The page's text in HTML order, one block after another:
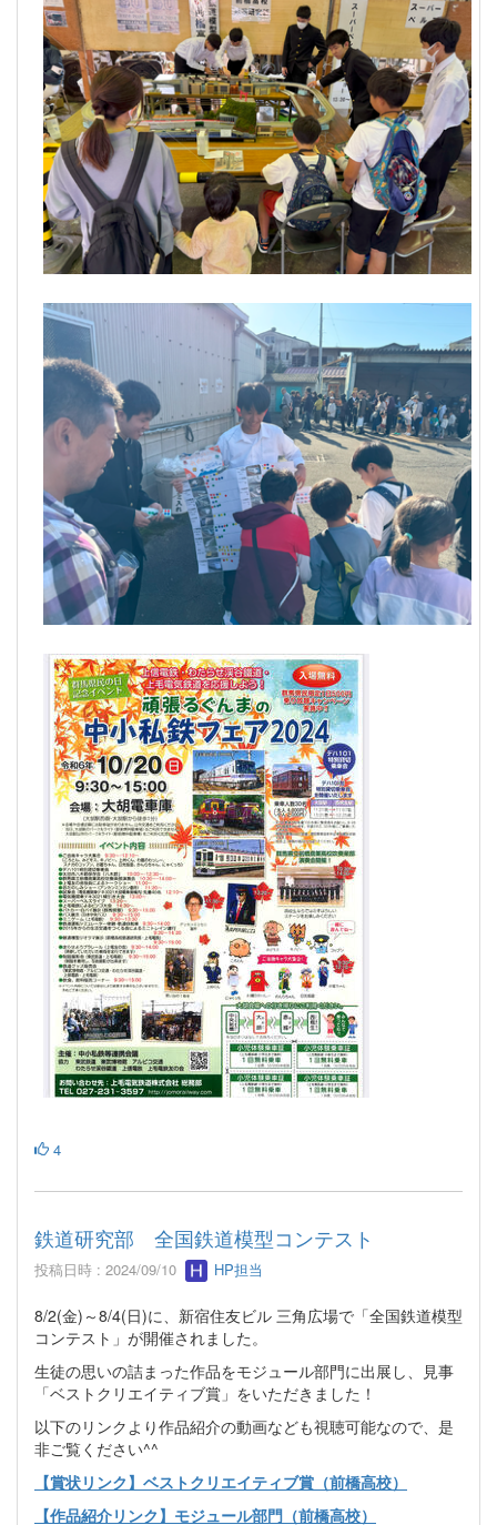
4
鉄道研究部 全国鉄道模型コンテスト
投稿日時 : 2024/09/10 HP担当
8/2(金)～8/4(日)に、新宿住友ビル 三角広場で「全国鉄道模型
コンテスト」が開催されました。
生徒の思いの詰まった作品をモジュール部門に出展し、見事
「ベストクリエイティブ賞」をいただきました！
以下のリンクより作品紹介の動画なども視聴可能なので、是
非ご覧ください^^
【賞状リンク】ベストクリエイティブ賞（前橋高校）
【作品紹介リンク】モジュール部門（前橋高校）